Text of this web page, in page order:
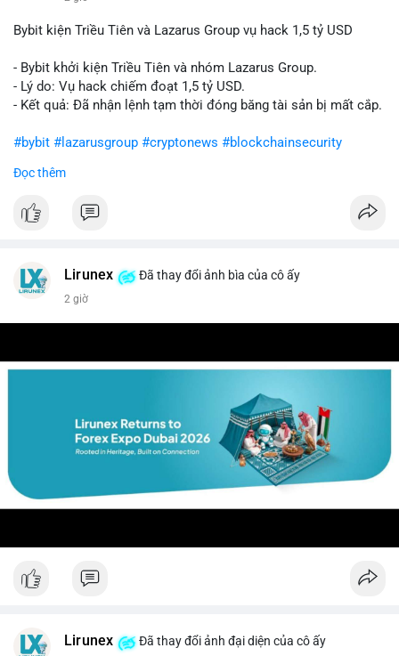
Bybit kiện Triều Tiên và Lazarus Group vụ hack 1,5 tỷ USD
- Bybit khởi kiện Triều Tiên và nhóm Lazarus Group.
- Lý do: Vụ hack chiếm đoạt 1,5 tỷ USD.
- Kết quả: Đã nhận lệnh tạm thời đóng băng tài sản bị mất cắp.
#bybit #lazarusgroup #cryptonews #blockchainsecurity
$btc $eth
#vlikevn #titanbot
Đọc thêm
Lirunex Đã thay đổi ảnh bìa của cô ấy
2 giờ
Lirunex Đã thay đổi ảnh đại diện của cô ấy